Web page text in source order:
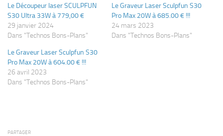
Le Découpeur laser SCULPFUN
S30 Ultra 33W à 779,00 €
29 janvier 2024
Dans "Technos Bons-Plans"
Le Graveur Laser Sculpfun S30
Pro Max 20W à 685.00 € !!!
24 mars 2023
Dans "Technos Bons-Plans"
Le Graveur Laser Sculpfun S30
Pro Max 20W à 604.00 € !!!
26 avril 2023
Dans "Technos Bons-Plans"
PARTAGER